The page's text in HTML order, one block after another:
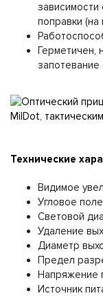
поправки
Герметичен,
запотевание
Технические
Видимое
Угловое
Световой
Удаление
Диаметр
Предел
Напряжение
Источник